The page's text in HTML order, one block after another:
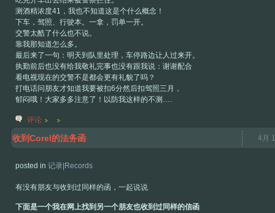
测酒精浓度41，我也不知道这是个什么概念！
下车，驾照、行驶本。一拿，罚单一开。
交警太酷了什么也不说。
靠我那知道怎么多。
最后来了一句：明天到队里处理，车停路边让人过来开。
执勤前后也没有给我敬礼完事也没有跟我说：谢谢配合
看电视现在的交警不是都会更有礼貌了吗？
打电话问朋友才知道我要被扣6分然后扣驾照三月，
郁闷哦！大家多多注意了！以防我这样的不测….
评论
收到Corel的法务函 4月
posted in 记录|Records
有没有朋友与收到过同样的函，一起说说
下面是一个我在网上找到另一个朋友也收到过同样的信函